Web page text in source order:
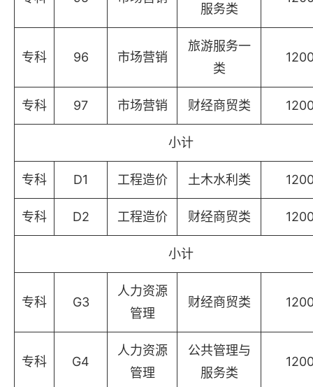
服务类
专科 96 市场营销
旅游服务一
类
专科 97 市场营销 财经商贸类
小计
专科 D1 工程造价 土木水利类
专科 D2 工程造价 财经商贸类
小计
专科 G3
人力资源
管理
财经商贸类
专科 G4
人力资源
管理
公共管理与
服务类